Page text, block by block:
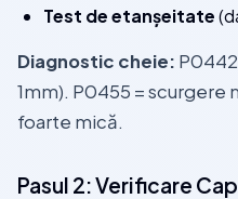
Test de etanșeitate
Diagnostic cheie:
1mm). P0455 = scurgere
foarte mică.
Pasul 2: Verificare